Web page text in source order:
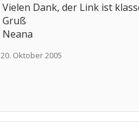
Vielen Dank, der Link ist
Gruß
Neana
20. Oktober 2005